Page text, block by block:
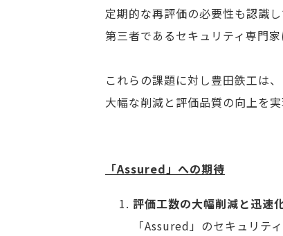
定期的な再評価の必要性も認識
第三者であるセキュリティ専門
これらの課題に対し豊田鉄工は
大幅な削減と評価品質の向上を
「Assured」への期待
評価工数の大幅削減と迅速
「Assured」のセキュリテ